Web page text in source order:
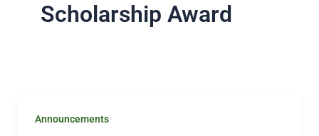
Scholarship Award
Announcements